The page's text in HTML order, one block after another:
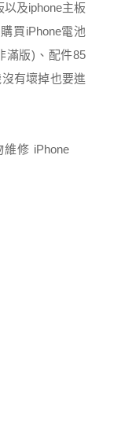
及iphone主板
買iPhone電池
滿版)、配件85
有壞掉也要進